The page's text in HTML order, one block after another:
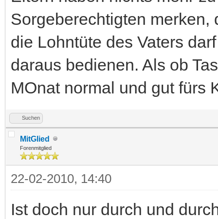
Sorgeberechtigten
die Lohntüte des Vaters
daraus bedienen. Als ob
MOnat normal und gut fürs
Suchen
MitGlied
Forenmitglied
22-02-2010, 14:40
Ist doch nur durch und